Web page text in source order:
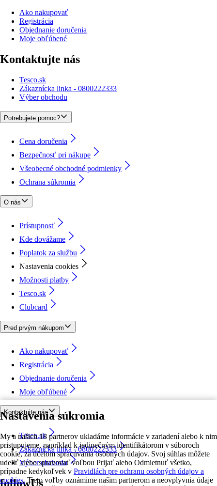
Nastavenia súkromia
My a našich 18 partnerov ukladáme informácie v zariadení alebo k nim
pristupujeme, napríklad k jedinečným identifikátorom v súboroch
cookie, za účelom spracúvania osobných údajov. Svoj súhlas môžete
udeliť alebo spravovať voľbou Prijať alebo Odmietnuť všetko,
prípadne kedykoľvek v Pravidlách pre ochranu osobných údajov a
cookies. Tieto voľby oznámime našim partnerom a neovplyvnia údaje
Ako nakupovať
Registrácia
Objednanie doručenia
Moje obľúbené
Kontaktujte nás
Tesco.sk
Zákaznícka linka - 0800222333
Výber obchodu
Potrebujete pomoc?
Cena doručenia
Bezpečnosť pri nákupe
Všeobecné obchodné podmienky
Ochrana súkromia
O nás
Prístupnosť
Kde dovážame
Poplatok za službu
Nastavenia cookies
Možnosti platby
Tesco.sk
Clubcard
Pred prvým nákupom
Ako nakupovať
Registrácia
Objednanie doručenia
Moje obľúbené
Kontaktujte nás
Tesco.sk
Zákaznícka linka - 0800222333
Výber obchodu
followUs